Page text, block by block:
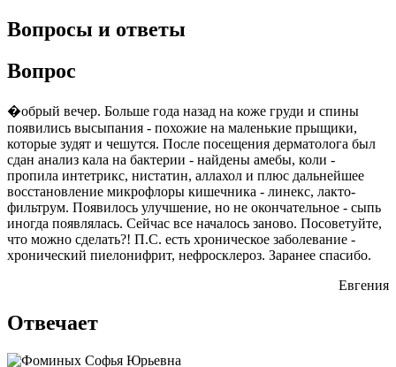
Вопросы и ответы
Вопрос
�обрый вечер. Больше года назад на коже груди и спины
появились высыпания - похожие на маленькие прыщики,
которые зудят и чешутся. После посещения дерматолога был
сдан анализ кала на бактерии - найдены амебы, коли -
пропила интетрикс, нистатин, аллахол и плюс дальнейшее
восстановление микрофлоры кишечника - линекс, лакто-
фильтрум. Появилось улучшение, но не окончательное - сыпь
иногда появлялась. Сейчас все началось заново. Посоветуйте,
что можно сделать?! П.С. есть хроническое заболевание -
хронический пиелонифрит, нефросклероз. Заранее спасибо.
Евгения
Отвечает